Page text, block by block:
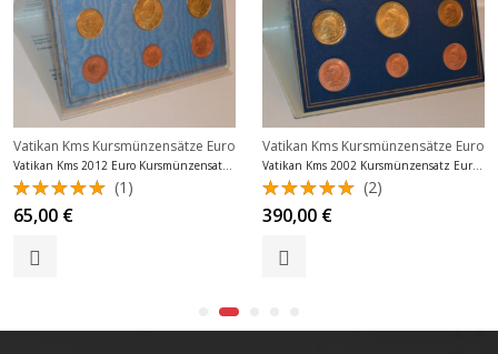
Vatikan Kms Kursmünzensätze Euro
Bewertet
mit5.00
von 5
(1)
65,00 €
Vatikan Kms Kursmünzensätze Euro
Bewertet
mit5.00
von 5
(2)
390,00 €